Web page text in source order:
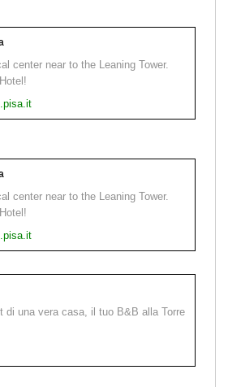
center near to the Leaning Tower.
center near to the Leaning Tower.
di una vera casa, il tuo B&B alla Torre